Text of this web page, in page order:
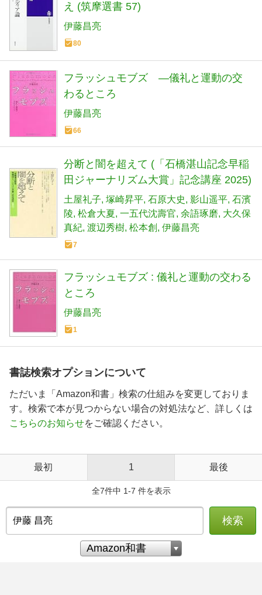
え (筑摩選書 57)
伊藤昌亮
80
フラッシュモブズ ―儀礼と運動の交
わるところ
伊藤昌亮
66
分断と闇を超えて (「石橋湛山記念早稲
田ジャーナリズム大賞」記念講座 2025)
土屋礼子 塚崎昇平 石原大史 影山遥平 石濱
陵 松倉大夏 一五代沈壽官 余語琢磨 大久保
真紀 渡辺秀樹 松本創 伊藤昌亮
7
フラッシュモブズ : 儀礼と運動の交わる
ところ
伊藤昌亮
1
書誌検索オプションについて
ただいま「Amazon和書」検索の仕組みを変更しておりま
す。検索で本が見つからない場合の対処法など、詳しくは
こちらのお知らせをご確認ください。
最初 1 最後
全7件中 1-7 件を表示
検索